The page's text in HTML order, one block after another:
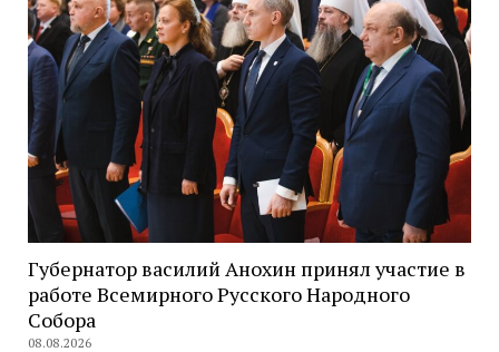
Губернатор василий Анохин принял участие в
работе Всемирного Русского Народного
Собора
08.08.2026